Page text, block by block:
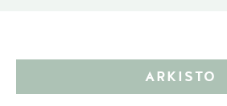
ARKISTO